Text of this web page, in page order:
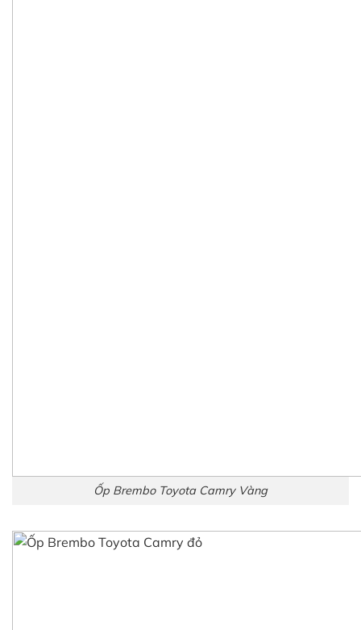
Ốp Brembo Toyota Camry Vàng